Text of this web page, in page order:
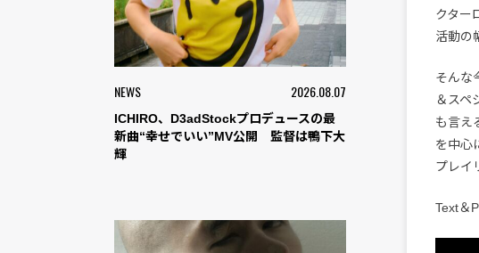
NEWS 2026.08.07
ICHIRO、D3adStockプロデュースの最
新曲“幸せでいい”MV公開 監督は鴨下大
輝
クター
活動の
そんな
＆スペ
も言え
を中心
プレイ
Text＆